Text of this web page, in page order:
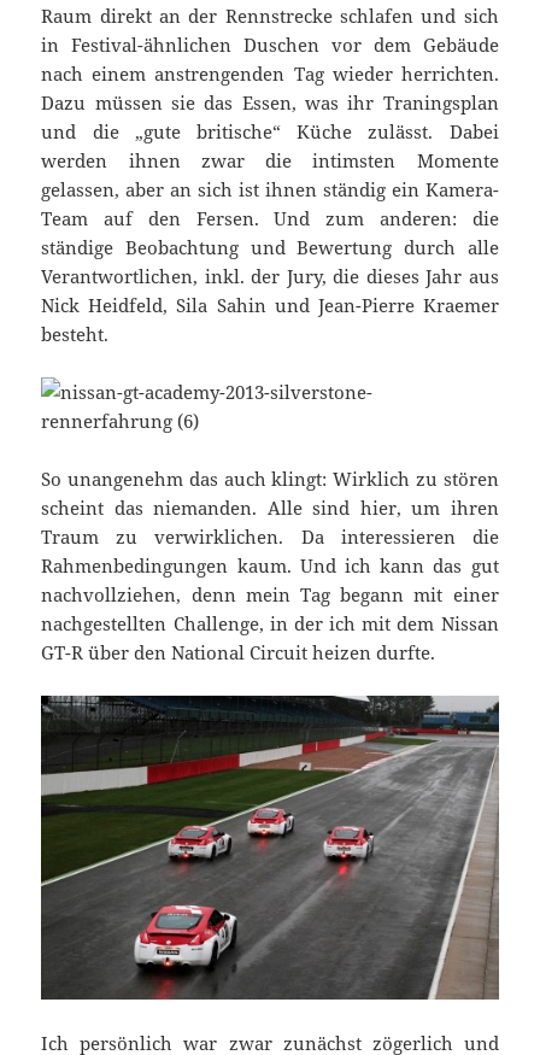
Raum direkt an der Rennstrecke schlafen und sich
in Festival-ähnlichen Duschen vor dem Gebäude
nach einem anstrengenden Tag wieder herrichten.
Dazu müssen sie das Essen, was ihr Traningsplan
und die „gute britische“ Küche zulässt. Dabei
werden ihnen zwar die intimsten Momente
gelassen, aber an sich ist ihnen ständig ein Kamera-
Team auf den Fersen. Und zum anderen: die
ständige Beobachtung und Bewertung durch alle
Verantwortlichen, inkl. der Jury, die dieses Jahr aus
Nick Heidfeld, Sila Sahin und Jean-Pierre Kraemer
besteht.
So unangenehm das auch klingt: Wirklich zu stören
scheint das niemanden. Alle sind hier, um ihren
Traum zu verwirklichen. Da interessieren die
Rahmenbedingungen kaum. Und ich kann das gut
nachvollziehen, denn mein Tag begann mit einer
nachgestellten Challenge, in der ich mit dem Nissan
GT-R über den National Circuit heizen durfte.
Ich persönlich war zwar zunächst zögerlich und